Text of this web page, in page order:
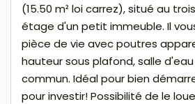
(15.50 m² loi carrez), situé au
étage d'un petit immeuble. Il
pièce de vie avec poutres
hauteur sous plafond, salle
commun. Idéal pour bien
pour investir! Possibilité de le